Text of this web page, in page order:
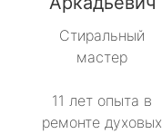
Стиральный
мастер
11 лет опыта в
ремонте духовых